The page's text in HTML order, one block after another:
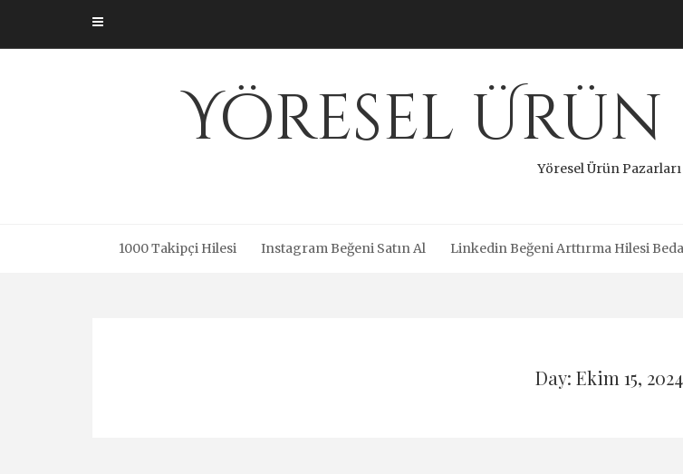
content
Yöresel
Yöresel Ürün Pazarları
1000 Takipçi Hilesi Instagram Beğeni Satın Al Linkedin Beğeni Arttırma Hilesi
Day: Ekim 15, 2024